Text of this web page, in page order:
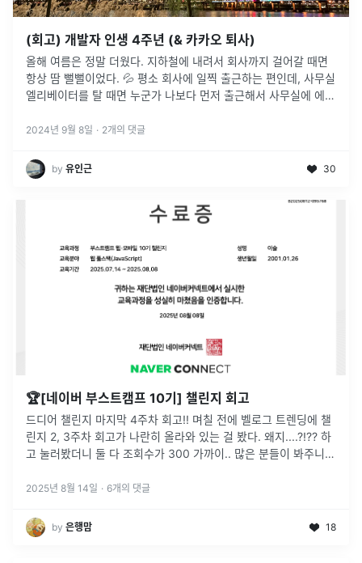
(회고) 개발자 인생 4주년 (& 카카오 퇴사)
올해 여름은 정말 더웠다. 지하철에 내려서 회사까지 걸어갈 때면
항상 땀 뻘뻘이었다. 💦 평소 회사에 일찍 출근하는 편인데, 사무실
엘리베이터를 탈 때면 누군가 나보다 먼저 출근해서 사무실에 에어
한...
2024년 9월 8일 · 2개의 댓글
by 유인근 30
🏆[네이버 부스트캠프 10기] 챌린지 회고
드디어 챌린지 마지막 4주차 회고!! 며칠 전에 벨로그 트렌딩에 챌
린지 2, 3주차 회고가 나란히 올라와 있는 걸 봤다. 왜지....?!?? 하
고 눌러봤더니 둘 다 조회수가 300 가까이.. 많은 분들이 봐주니
2025년 8월 14일 · 6개의 댓글
by 은행맘 18